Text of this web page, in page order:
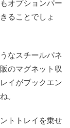
オプションパー
ることでしょ
なスチールパネ
のマグネット収
イがブックエン
。
トトレイを乗せ